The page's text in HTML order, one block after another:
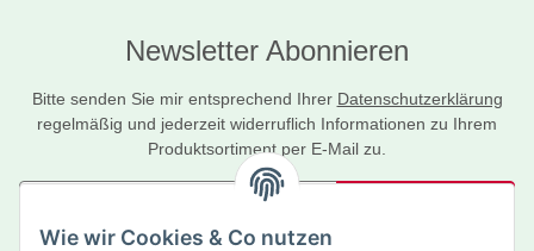
Wie wir Cookies & Co nutzen
Newsletter Abonnieren
Bitte senden Sie mir entsprechend Ihrer Datenschutzerklärung
regelmäßig und jederzeit widerruflich Informationen zu Ihrem
Produktsortiment per E-Mail zu.
Newsletter Abonnieren